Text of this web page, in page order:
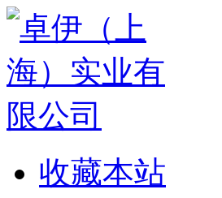
收藏本站